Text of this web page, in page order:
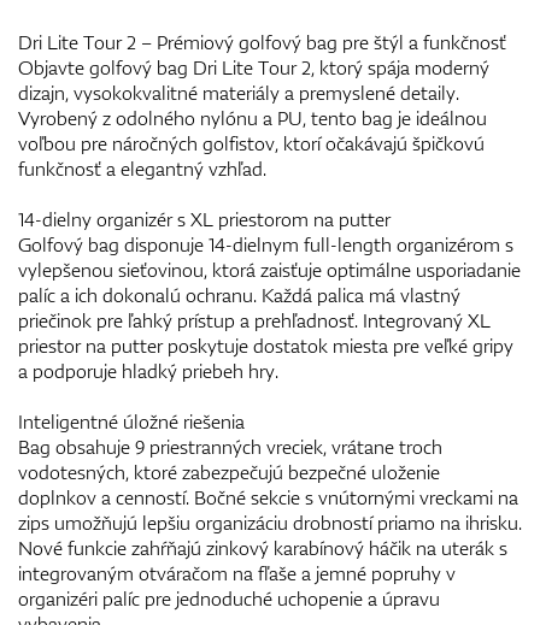
Dri Lite Tour 2 – Prémiový golfový bag pre štýl a funkčnosť
Objavte golfový bag Dri Lite Tour 2, ktorý spája moderný
dizajn, vysokokvalitné materiály a premyslené detaily.
Vyrobený z odolného nylónu a PU, tento bag je ideálnou
voľbou pre náročných golfistov, ktorí očakávajú špičkovú
funkčnosť a elegantný vzhľad.
14-dielny organizér s XL priestorom na putter
Golfový bag disponuje 14-dielnym full-length organizérom s
vylepšenou sieťovinou, ktorá zaisťuje optimálne usporiadanie
palíc a ich dokonalú ochranu. Každá palica má vlastný
priečinok pre ľahký prístup a prehľadnosť. Integrovaný XL
priestor na putter poskytuje dostatok miesta pre veľké gripy
a podporuje hladký priebeh hry.
Inteligentné úložné riešenia
Bag obsahuje 9 priestranných vreciek, vrátane troch
vodotesných, ktoré zabezpečujú bezpečné uloženie
doplnkov a cenností. Bočné sekcie s vnútornými vreckami na
zips umožňujú lepšiu organizáciu drobností priamo na ihrisku.
Nové funkcie zahŕňajú zinkový karabínový háčik na uterák s
integrovaným otváračom na fľaše a jemné popruhy v
organizéri palíc pre jednoduché uchopenie a úpravu